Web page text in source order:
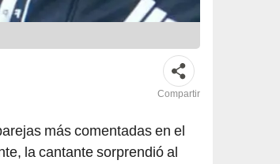
Compartir
más comentadas en el
la cantante sorprendió al